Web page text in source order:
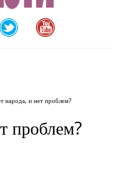
народа, и нет проблем?
проблем?